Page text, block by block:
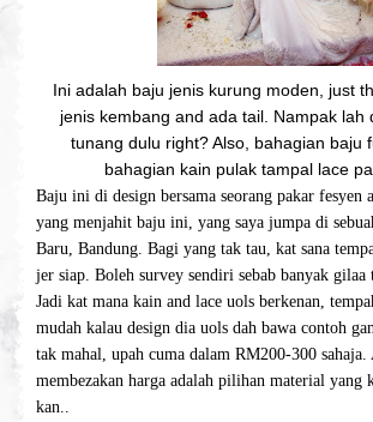
Ini adalah baju jenis kurung moden, just
jenis kembang and ada tail. Nampak lah
tunang dulu right? Also, bahagian baju
bahagian kain pulak tampal lace
Baju ini di design bersama seorang pakar fesyen
yang menjahit baju ini, yang saya jumpa di
Baru, Bandung. Bagi yang tak tau, kat sana
jer siap. Boleh survey sendiri sebab banyak gilaa
Jadi kat mana kain and lace uols berkenan,
mudah kalau design dia uols dah bawa contoh
tak mahal, upah cuma dalam RM200-300 sahaja.
membezakan harga adalah pilihan material yang
kan..